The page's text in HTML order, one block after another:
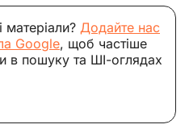
Додайте нас
Google, щоб частіше
в пошуку та ШІ-оглядах